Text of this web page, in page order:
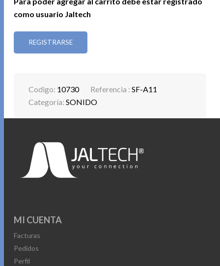
como usuario Jaltech
REGISTRARSE
Codigo: 10730 Referencia :SF-A11
Categoría:SONIDO
MI CUENTA
Facturas
Pedidos
Perfil